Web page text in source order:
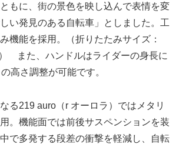
もに、街の景色を映し込んで表情を変
い発見のある自転車」としました。工
機能を採用。（折りたたみサイズ：
また、ハンドルはライダーの身長に
高さ調整が可能です。
る219 auro（r オーロラ）ではメタリ
。機能面では前後サスペンションを装
で多発する段差の衝撃を軽減し、自転